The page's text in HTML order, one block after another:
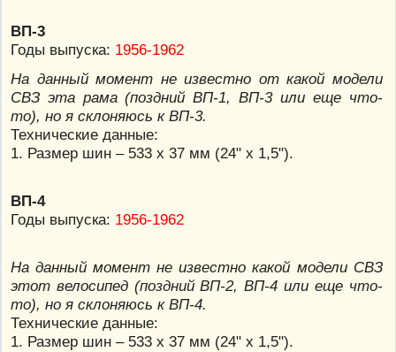
ВП-3
Годы выпуска: 1956-1962
На данный момент не известно от какой модели
СВЗ эта рама (поздний ВП-1, ВП-3 или еще что-
то), но я склоняюсь к ВП-3.
Технические данные:
1. Размер шин – 533 х 37 мм (24" х 1,5").
ВП-4
Годы выпуска: 1956-1962
На данный момент не известно какой модели СВЗ
этот велосипед (поздний ВП-2, ВП-4 или еще что-
то), но я склоняюсь к ВП-4.
Технические данные:
1. Размер шин – 533 х 37 мм (24" х 1,5").